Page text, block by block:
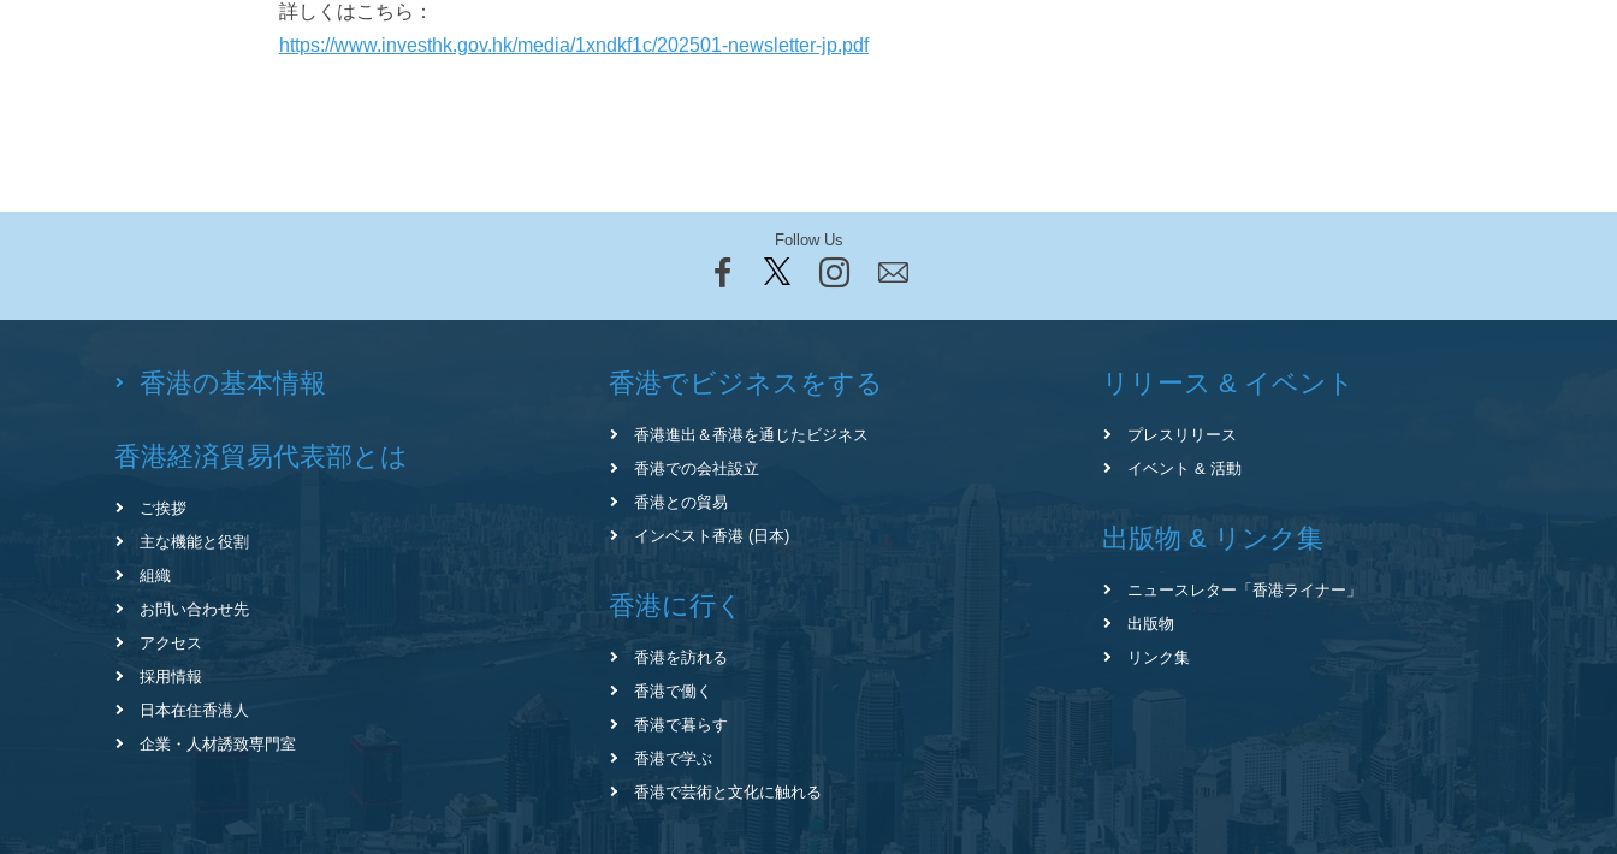
詳しくはこちら：
https://www.investhk.gov.hk/media/1xndkf1c/202501-newsletter-jp.pdf
Follow Us
香港の基本情報
香港経済貿易代表部とは
ご挨拶
主な機能と役割
組織
お問い合わせ先
アクセス
採用情報
日本在住香港人
企業・人材誘致専門室
香港でビジネスをする
香港進出＆香港を通じたビジネス
香港での会社設立
香港との貿易
インベスト香港 (日本)
香港に行く
香港を訪れる
香港で働く
香港で暮らす
香港で学ぶ
香港で芸術と文化に触れる
リリース & イベント
プレスリリース
イベント & 活動
出版物 & リンク集
ニュースレター 「香港ライナー」
出版物
リンク集